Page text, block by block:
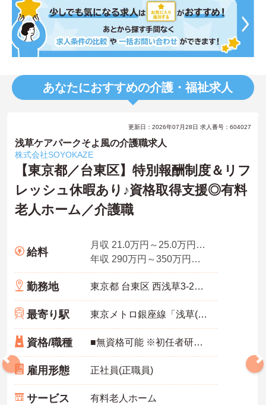
あなたにおすすめの介護・福祉求人
更新日：2026年07月28日 求人番号：604027
浅草ケアパークそよ風の介護職求人
株式会社SOYOKAZE
【東京都／台東区】特別報酬制度＆リフ
レッシュ休暇あり♪資格取得支援◎有料
老人ホーム／介護職
給料
月収 21.0万円～25.0万円程度（諸手当込み）／介護福祉士
年収 290万円～350万円程度（諸手当込み）／介護福祉士
勤務地 東京都 台東区 西浅草3-25-12
最寄り駅 東京メトロ銀座線「浅草(東武・都営・メトロ)駅」徒歩7分
資格/職種 ■無資格可能 ※初任者研修あれば尚可
雇用形態 正社員(正職員)
サービス 有料老人ホーム